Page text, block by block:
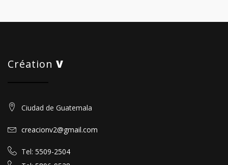
Création V
Ciudad de Guatemala
creacionv2@gmail.com
Tel: 5509-2504